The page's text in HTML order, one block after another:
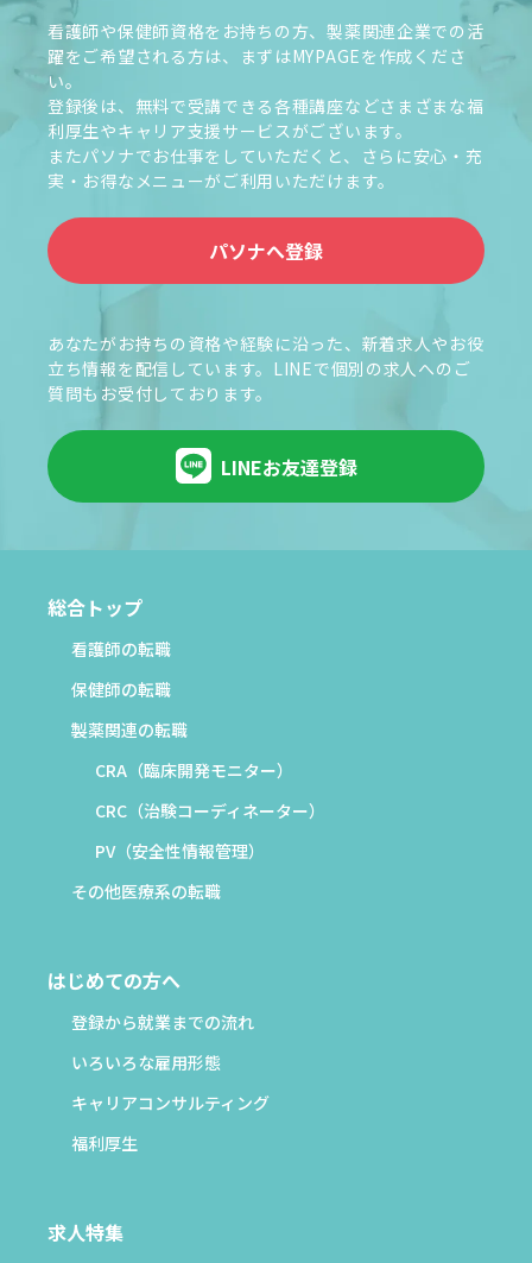
看護師や保健師資格をお持ちの方、製薬関連企業での活
躍をご希望される方は、まずはMYPAGEを作成くださ
い。
登録後は、無料で受講できる各種講座などさまざまな福
利厚生やキャリア支援サービスがございます。
またパソナでお仕事をしていただくと、さらに安心・充
実・お得なメニューがご利用いただけます。
パソナへ登録
あなたがお持ちの資格や経験に沿った、新着求人やお役
立ち情報を配信しています。LINEで個別の求人へのご
質問もお受付しております。
LINEお友達登録
総合トップ
看護師の転職
保健師の転職
製薬関連の転職
CRA（臨床開発モニター）
CRC（治験コーディネーター）
PV（安全性情報管理）
その他医療系の転職
はじめての方へ
登録から就業までの流れ
いろいろな雇用形態
キャリアコンサルティング
福利厚生
求人特集